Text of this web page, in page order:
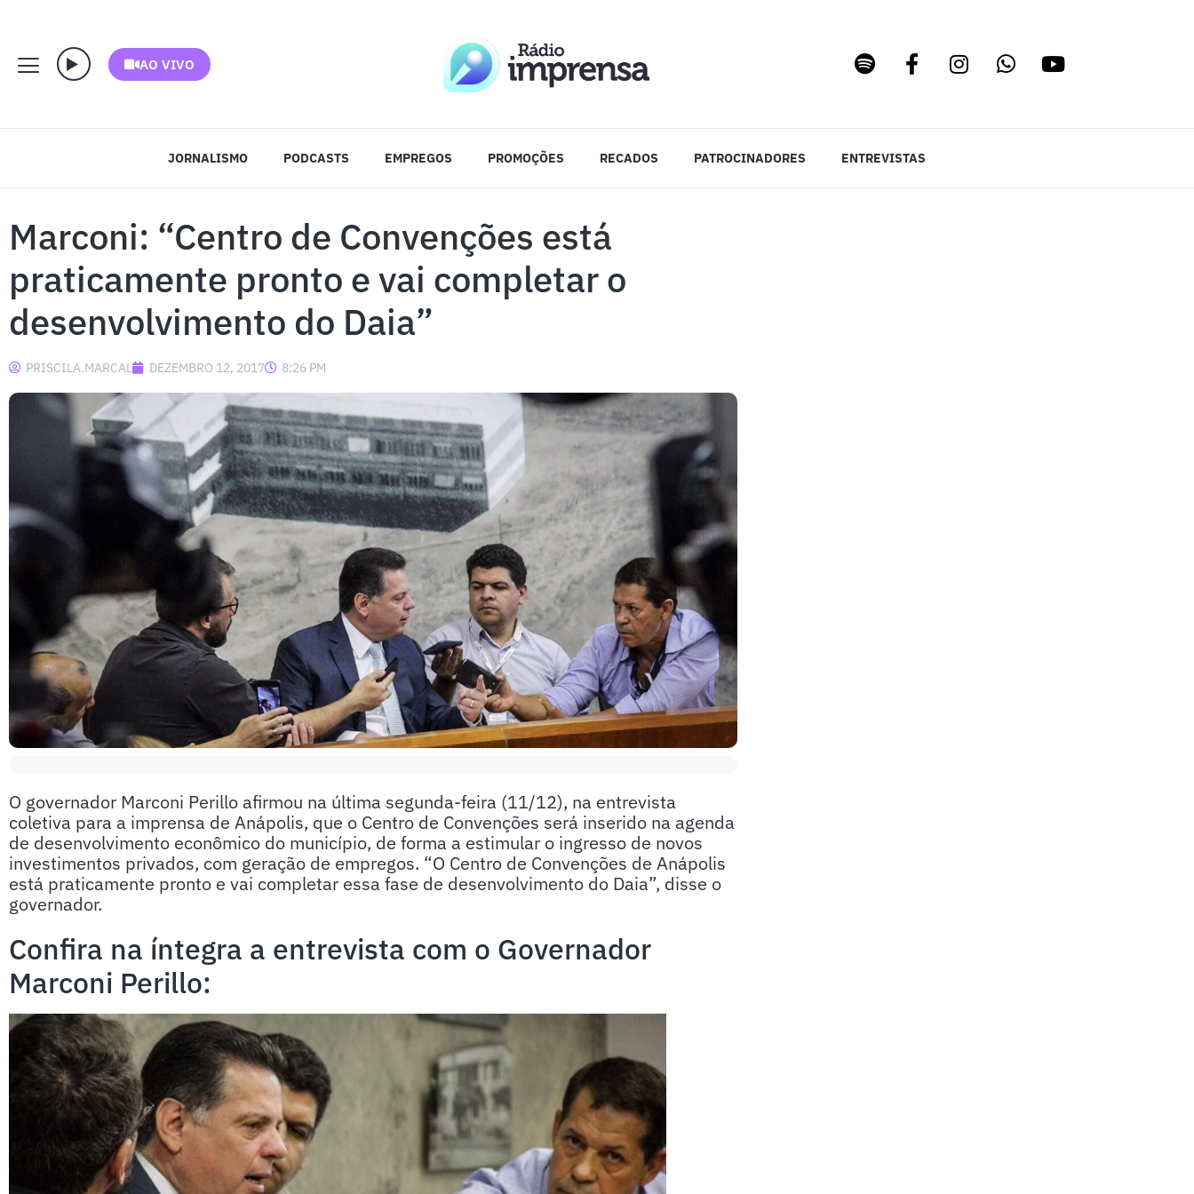
AO VIVO
JORNALISMO PODCASTS EMPREGOS PROMOÇÕES RECADOS PATROCINADORES ENTREVISTAS
Marconi: “Centro de Convenções está
praticamente pronto e vai completar o
desenvolvimento do Daia”
PRISCILA.MARCAL DEZEMBRO 12, 2017 8:26 PM
O governador Marconi Perillo afirmou na última segunda-feira (11/12), na entrevista
coletiva para a imprensa de Anápolis, que o Centro de Convenções será inserido na agenda
de desenvolvimento econômico do município, de forma a estimular o ingresso de novos
investimentos privados, com geração de empregos. “O Centro de Convenções de Anápolis
está praticamente pronto e vai completar essa fase de desenvolvimento do Daia”, disse o
governador.
Confira na íntegra a entrevista com o Governador
Marconi Perillo: